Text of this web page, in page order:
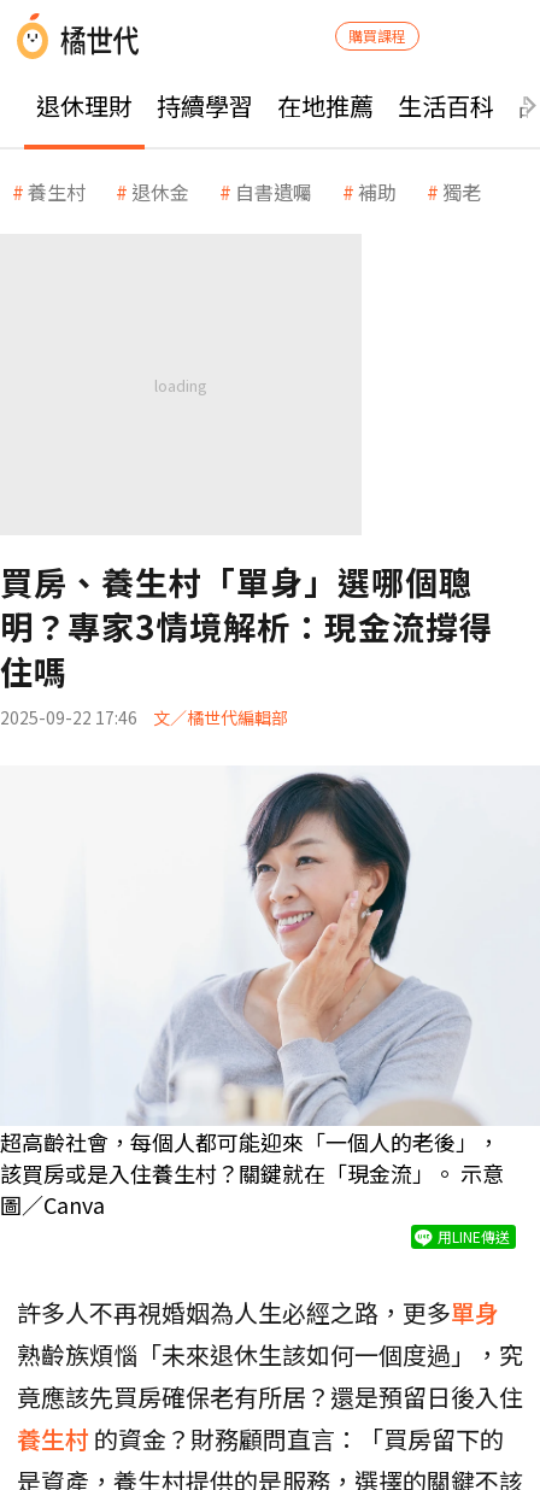
購買課程
退休理財 持續學習 在地推薦 生活百科
養生村 退休金 自書遺囑 補助 獨老
買房、養生村「單身」選哪個聰
明？專家3情境解析：現金流撐得
住嗎
2025-09-22 17:46 文／橘世代編輯部
超高齡社會，每個人都可能迎來「一個人的老後」，
該買房或是入住養生村？關鍵就在「現金流」。 示意
圖／Canva
用LINE傳送
許多人不再視婚姻為人生必經之路，更多單身
熟齡族煩惱「未來退休生該如何一個度過」，究
竟應該先買房確保老有所居？還是預留日後入住
養生村的資金？財務顧問直言：「買房留下的
是資產，養生村提供的是服務，選擇的關鍵不該